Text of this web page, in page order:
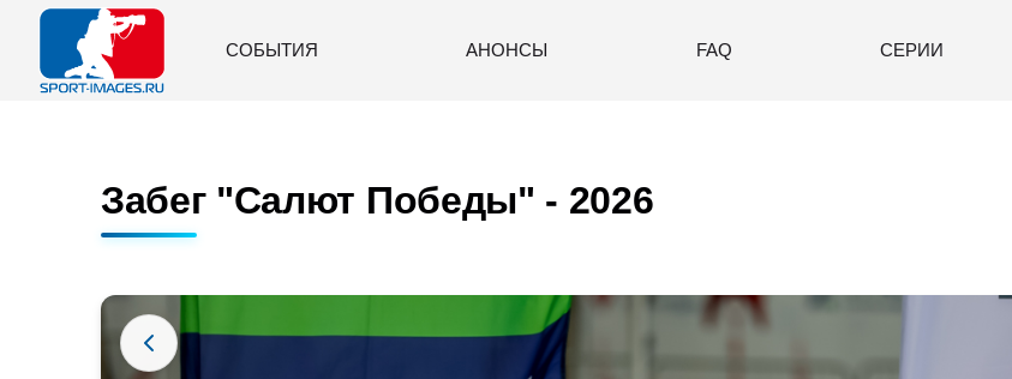
СОБЫТИЯ АНОНСЫ FAQ СЕРИИ
Забег "Салют Победы" - 2026